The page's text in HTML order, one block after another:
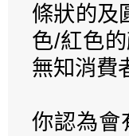
條狀的及
色/紅色
無知消費
你認為會